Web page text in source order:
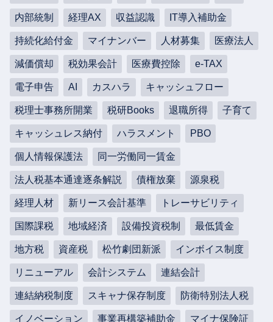
内部統制 経理AX 収益認識 IT導入補助金
持続化給付金 マイナンバー 人材募集 医療法人
減価償却 税効果会計 医療費控除 e-TAX
電子申告 AI カスハラ キャッシュフロー
税理士事務所開業 税研Books 退職所得 子育て
キャッシュレス納付 ハラスメント PBO
個人情報保護法 同一労働同一賃金
法人税基本通達逐条解説 債権放棄 源泉税
経理人材 新リース会計基準 トレーサビリティ
国際課税 地域経済 設備投資税制 最低賃金
地方税 資産税 松竹劇団新派 インボイス制度
リニューアル 会計システム 連結会計
連結納税制度 スキャナ保存制度 防衛特別法人税
イノベーション 事業再構築補助金 マイナ保険証